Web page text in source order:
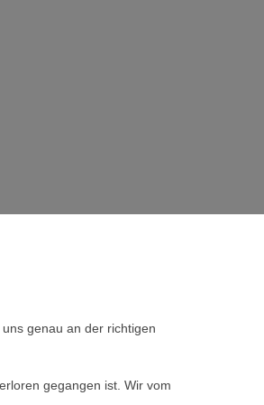
genau an der richtigen
gegangen ist. Wir vom